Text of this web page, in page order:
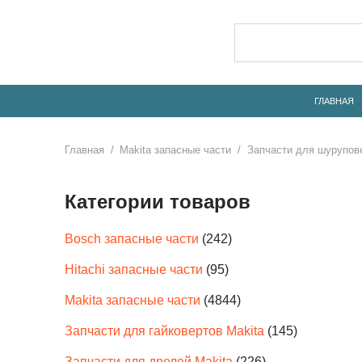
ГЛАВНАЯ
Главная / Makita запасные части / Запчасти для
Категории товаров
Bosch запасные части (242)
Hitachi запасные части (95)
Makita запасные части (4844)
Запчасти для гайковертов Makita (145)